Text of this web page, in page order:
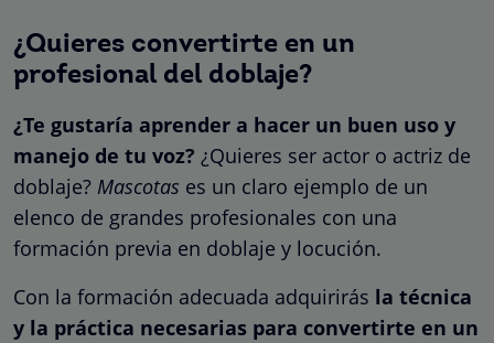
¿Quieres convertirte en un
profesional del doblaje?
¿Te gustaría aprender a hacer un buen uso y
manejo de tu voz? ¿Quieres ser actor o actriz de
doblaje? Mascotas es un claro ejemplo de un
elenco de grandes profesionales con una
formación previa en doblaje y locución.
Con la formación adecuada adquirirás la técnica
y la práctica necesarias para convertirte en un